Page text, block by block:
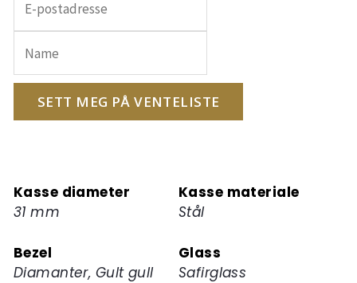
inn
e-
postadressen
din
ventelisten
for
produktet
SETT MEG PÅ VENTELISTE
Kasse diameter
31 mm
Kasse materiale
Stål
Bezel
Diamanter, Gult gull
Glass
Safirglass